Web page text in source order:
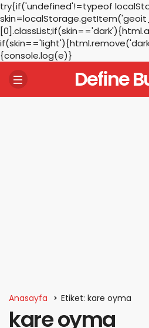
try{if('undefined'!=typeof
{console.log(e)}
Define
Anasayfa Etiket: kare oyma
kare oyma